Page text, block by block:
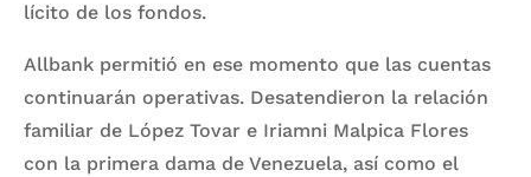
lícito de los fondos.
Allbank permitió en ese momento que las cuentas
continuarán operativas. Desatendieron la relación
familiar de López Tovar e Iriamni Malpica Flores
con la primera dama de Venezuela, así como el